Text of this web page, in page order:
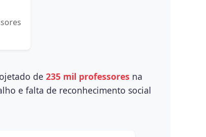
de 235 mil professores na
e falta de reconhecimento social